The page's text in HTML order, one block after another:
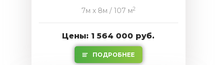
7м x 8м / 107 м2
Цены: 1 564 000 руб.
ПОДРОБНЕЕ